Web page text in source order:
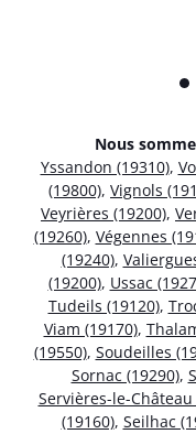
Nous
Yssandon (19310),
(19800), Vignols
Veyrières (19200),
(19260), Végennes
(19240),
(19200), Ussac
Tudeils (19120),
Viam (19170),
(19550), Soudeilles
Sornac (19290),
Servières-le-Château
(19160), Seilhac